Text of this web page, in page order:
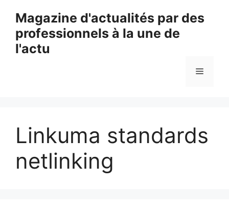
contenu
Magazine d'actualités par des
professionnels à la une de
l'actu
Menu
Linkuma standards
netlinking